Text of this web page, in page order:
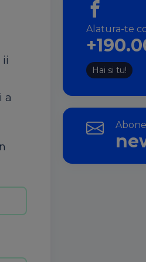
ii
a
Alatura-te
Hai si tu!